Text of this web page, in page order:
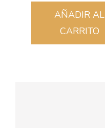
AÑADIR AL
CARRITO